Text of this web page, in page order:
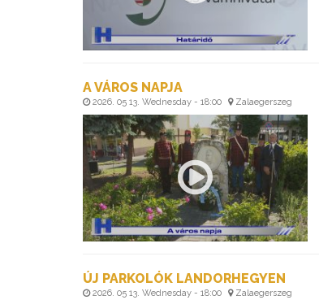
A VÁROS NAPJA
2026. 05 13. Wednesday - 18:00 Zalaegerszeg
ÚJ PARKOLÓK LANDORHEGYEN
2026. 05 13. Wednesday - 18:00 Zalaegerszeg